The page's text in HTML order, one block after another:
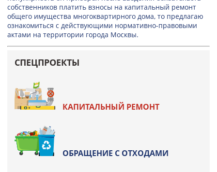
собственников платить взносы на капитальный ремонт
общего имущества многоквартирного дома, то предлагаю
ознакомиться с действующими нормативно-правовыми
актами на территории города Москвы.
СПЕЦПРОЕКТЫ
КАПИТАЛЬНЫЙ РЕМОНТ
ОБРАЩЕНИЕ С ОТХОДАМИ